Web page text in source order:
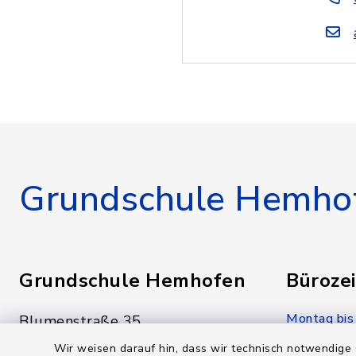
Wir weisen darauf hin, dass wir technisch
Grundschule
Grundschule Hemhofen
Blumenstraße 35
91334 Hemhofen
Montag
07:00-